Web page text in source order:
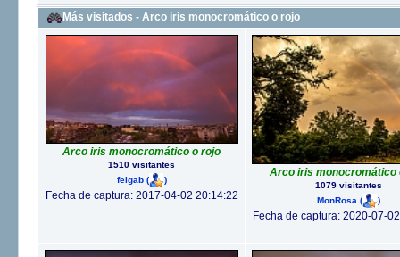
Más visitados - Arco iris monocromático o rojo
Arco iris monocromático o rojo
1510 visitantes
felgab( )
Fecha de captura: 2017-04-02 20:14:22
Arco iris monocromático
1079 visitantes
MonRosa ( )
Fecha de captura: 2020-07-